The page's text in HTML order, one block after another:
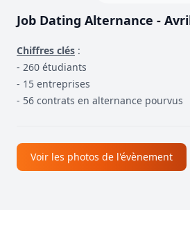
Job Dating Alternance -
Chiffres clés :
- 260 étudiants
- 15 entreprises
- 56 contrats en alternance pourvus
Voir les photos de l'évènement